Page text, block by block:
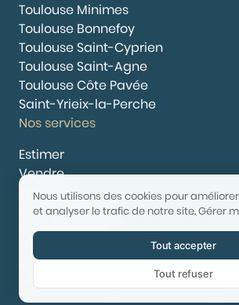
Toulouse Minimes
Toulouse Bonnefoy
Toulouse Saint-Cyprien
Toulouse Saint-Agne
Toulouse Côte Pavée
Saint-Yrieix-la-Perche
Nos services
Estimer
Vendre
Acheter
Nous rejoindre
Nous contacter
© 2025 Booster Immobilier | Tech &
Avest
Tarifs
Confidentialité
Nous utilisons des cookies pour
et analyser le trafic de notre site.Gérer
Tout accepter
Tout refuser